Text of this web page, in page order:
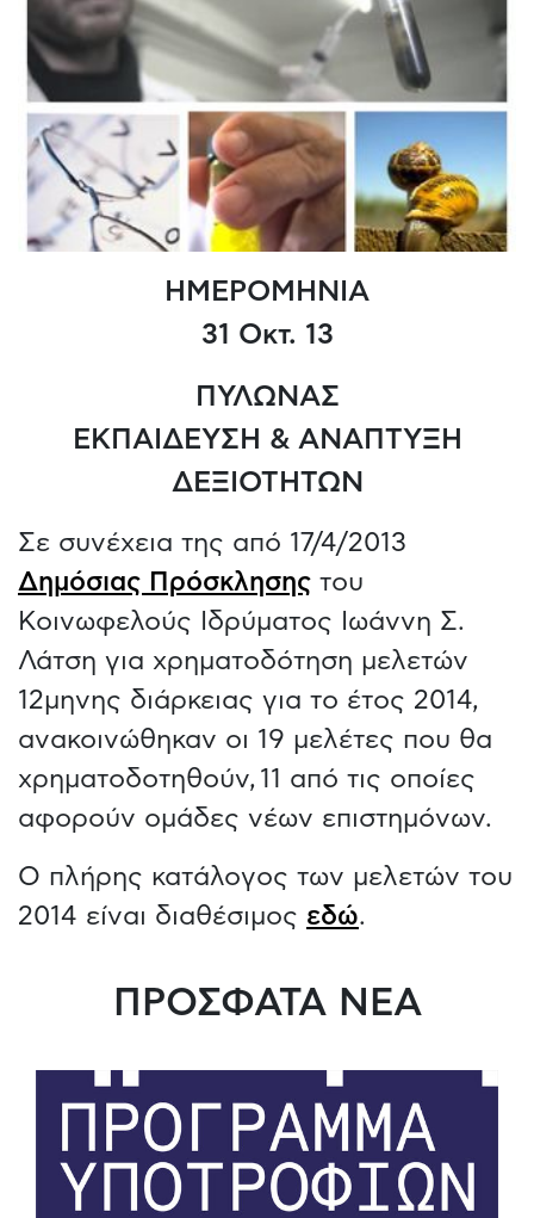
ΗΜΕΡΟΜΗΝΙΑ
31 Οκτ. 13
ΠΥΛΩΝΑΣ
ΕΚΠΑΙΔΕΥΣΗ & ΑΝΑΠΤΥΞΗ
ΔΕΞΙΟΤΗΤΩΝ
Σε συνέχεια της από 17/4/2013
Δημόσιας Πρόσκλησης του
Κοινωφελούς Ιδρύματος Ιωάννη Σ.
Λάτση για χρηματοδότηση μελετών
12μηνης διάρκειας για το έτος 2014,
ανακοινώθηκαν οι 19 μελέτες που θα
χρηματοδοτηθούν, 11 από τις οποίες
αφορούν ομάδες νέων επιστημόνων.
Ο πλήρης κατάλογος των μελετών του
2014 είναι διαθέσιμος εδώ.
ΠΡΟΣΦΑΤΑ ΝΕΑ